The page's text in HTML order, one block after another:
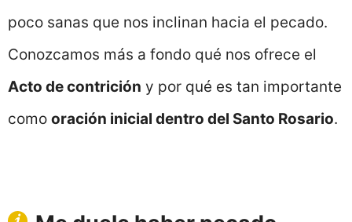
poco sanas que nos inclinan hacia el pecado.
Conozcamos más a fondo qué nos ofrece el
Acto de contrición y por qué es tan importante
como oración inicial dentro del Santo Rosario.